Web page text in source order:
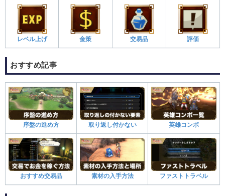
レベル上げ 金策 交易品 評価
おすすめ記事
序盤の進め方 取り返し付かない 英雄コンボ
おすすめ交易品 素材の入手方法 ファストトラベル